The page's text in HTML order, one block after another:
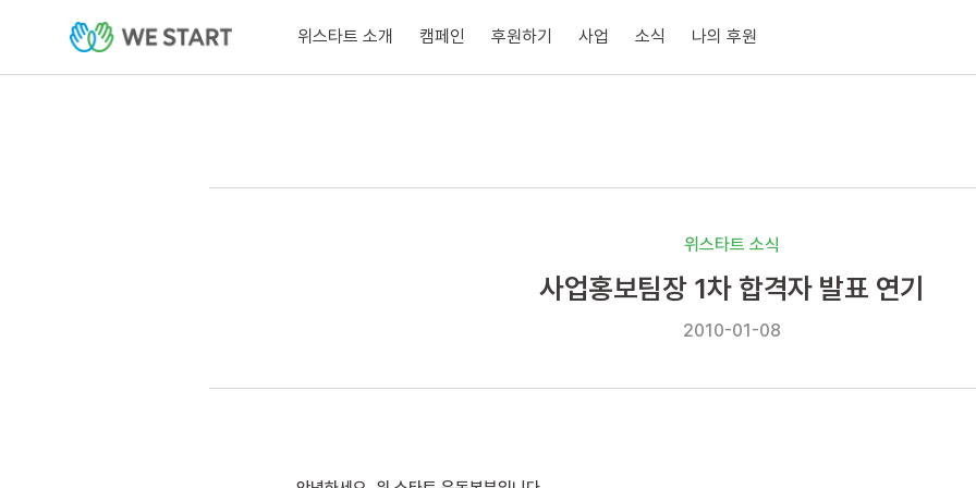
위스타트 소개 캠페인 후원하기 사업 소식 나의 후원
위스타트 소식
사업홍보팀장 1차 합격자 발표 연기
2010-01-08